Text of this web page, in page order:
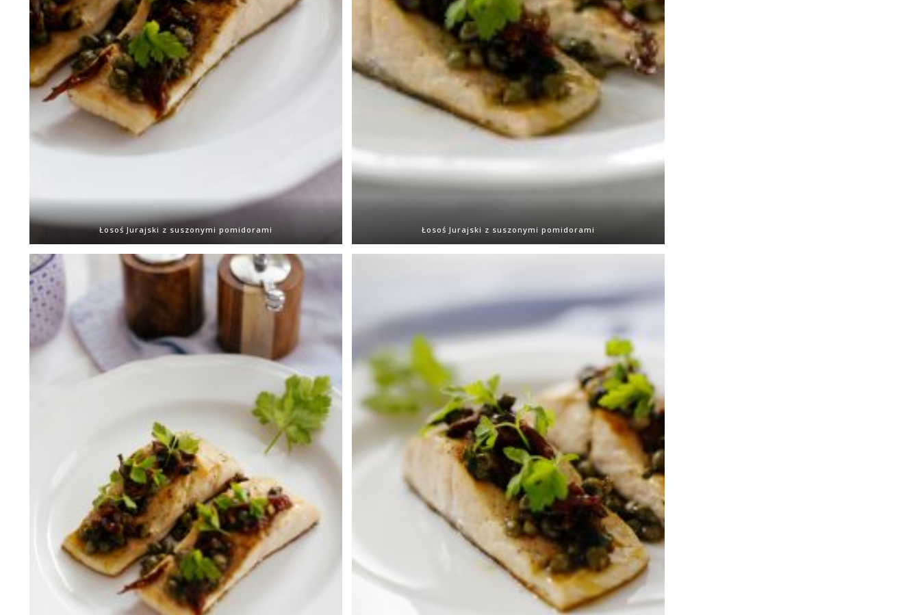
Łosoś Jurajski z suszonymi pomidorami Łosoś Jurajski z suszonymi pomidorami